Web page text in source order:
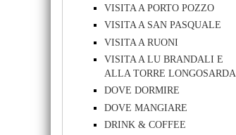
VISITA A PORTO POZZO
VISITA A SAN PASQUALE
VISITA A RUONI
VISITA A LU BRANDALI E
ALLA TORRE LONGOSARDA
DOVE DORMIRE
DOVE MANGIARE
DRINK & COFFEE